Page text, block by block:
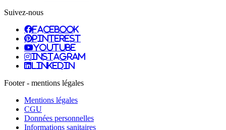
Suivez-nous
facebook
pinterest
youtube
instagram
linkedin
Footer - mentions légales
Mentions légales
CGU
Données personnelles
Informations sanitaires